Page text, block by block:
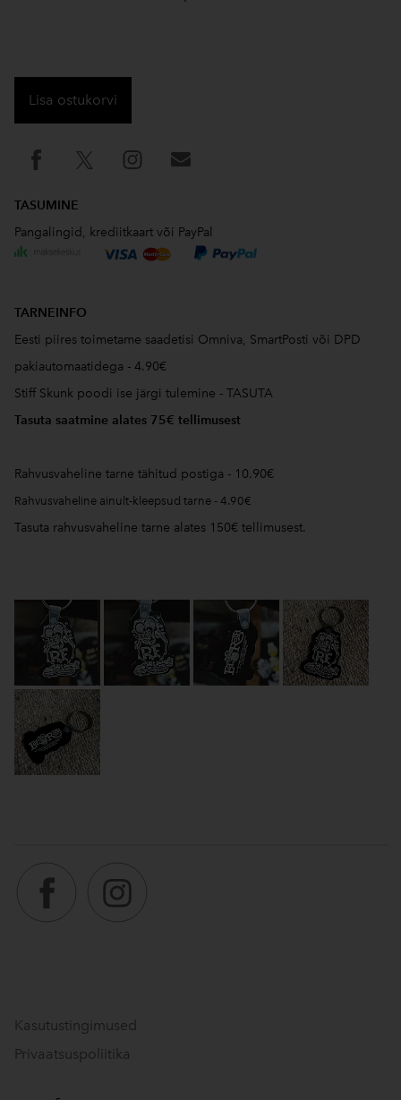
Lisa ostukorvi
TASUMINE
Pangalingid, krediitkaart või PayPal
TARNEINFO
Eesti piires toimetame saadetisi Omniva, SmartPosti või DPD
pakiautomaatidega - 4.90€
Stiff Skunk poodi ise järgi tulemine - TASUTA
Tasuta saatmine alates 75€ tellimusest
Rahvusvaheline tarne tähitud postiga - 10.90€
Rahvusvaheline ainult-kleepsud tarne - 4.90€
Tasuta rahvusvaheline tarne alates 150€ tellimusest.
Kasutustingimused
Privaatsuspoliitika